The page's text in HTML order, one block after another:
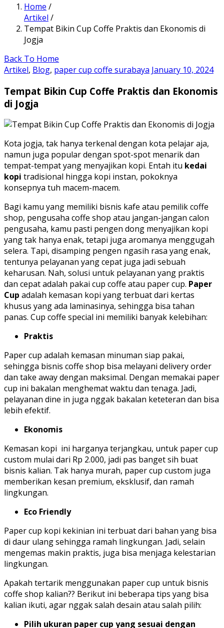
Home /
Artikel /
Tempat Bikin Cup Coffe Praktis dan Ekonomis di
Jogja
Back To Home
Artikel, Blog, paper cup coffe surabaya January 10, 2024
Tempat Bikin Cup Coffe Praktis dan Ekonomis
di Jogja
Kota jogja, tak hanya terkenal dengan kota pelajar aja,
namun juga popular dengan spot-spot menarik dan
tempat-tempat yang menyajikan kopi. Entah itu kedai
kopi tradisional hingga kopi instan, pokoknya
konsepnya tuh macem-macem.
Bagi kamu yang memiliki bisnis kafe atau pemilik coffe
shop, pengusaha coffe shop atau jangan-jangan calon
pengusaha, kamu pasti pengen dong menyajikan kopi
yang tak hanya enak, tetapi juga aromanya menggugah
selera. Tapi, disamping pengen ngasih rasa yang enak,
tentunya pelayanan yang cepat juga jadi sebuah
keharusan. Nah, solusi untuk pelayanan yang praktis
dan cepat adalah pakai cup coffe atau paper cup. Paper
Cup adalah kemasan kopi yang terbuat dari kertas
khusus yang ada laminasinya, sehingga bisa tahan
panas. Cup coffe special ini memiliki banyak kelebihan:
Praktis
Paper cup adalah kemasan minuman siap pakai,
sehingga bisnis coffe shop bisa melayani delivery order
dan take away dengan maksimal. Dengan memakai paper
cup ini bakalan menghemat waktu dan tenaga. Jadi,
pelayanan dine in juga nggak bakalan keteteran dan bisa
lebih efektif.
Ekonomis
Kemasan kopi ini harganya terjangkau, untuk paper cup
custom mulai dari Rp 2.000, jadi pas banget sih buat
bisnis kalian. Tak hanya murah, paper cup custom juga
memberikan kesan premium, eksklusif, dan ramah
lingkungan.
Eco Friendly
Paper cup kopi kekinian ini terbuat dari bahan yang bisa
di daur ulang sehingga ramah lingkungan. Jadi, selain
mengemas makin praktis, juga bisa menjaga kelestarian
lingkungan.
Apakah tertarik menggunakan paper cup untuk bisnis
coffe shop kalian?? Berikut ini beberapa tips yang bisa
kalian ikuti, agar nggak salah desain atau salah pilih:
Pilih ukuran paper cup yang sesuai dengan